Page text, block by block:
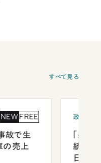
すべて見る
NEW FREE
故で生
の売上
政治
「楽し
統領と
日米